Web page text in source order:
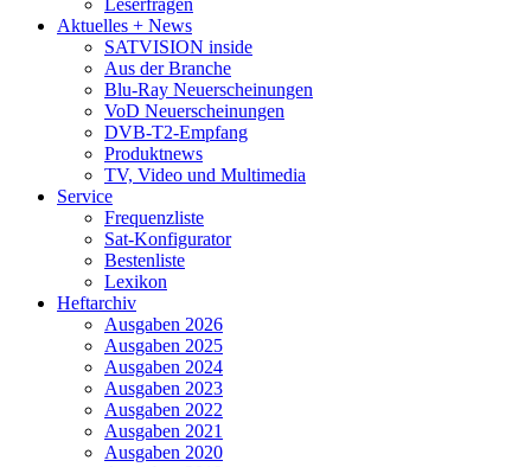
Leserfragen
Aktuelles + News
SATVISION inside
Aus der Branche
Blu-Ray Neuerscheinungen
VoD Neuerscheinungen
DVB-T2-Empfang
Produktnews
TV, Video und Multimedia
Service
Frequenzliste
Sat-Konfigurator
Bestenliste
Lexikon
Heftarchiv
Ausgaben 2026
Ausgaben 2025
Ausgaben 2024
Ausgaben 2023
Ausgaben 2022
Ausgaben 2021
Ausgaben 2020